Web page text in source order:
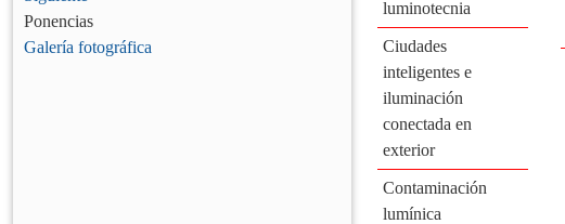
Ponencias
Galería fotográfica
luminotecnia
Ciudades
inteligentes e
iluminación
conectada en
exterior
Contaminación
lumínica